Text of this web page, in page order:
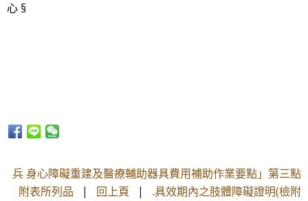
心 §
兵 身心障礙重建及醫療輔助器具費用補助作業要點」第三點
附表所列品 | 回上頁 | .具效期內之肢體障礙證明(檢附